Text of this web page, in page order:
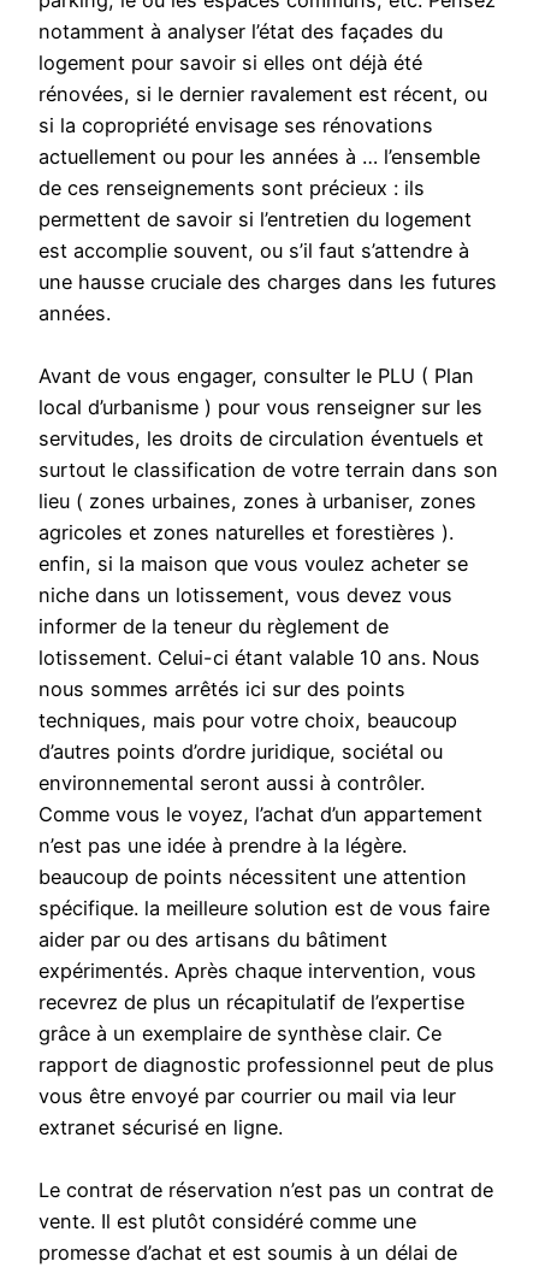
notamment à analyser l’état des façades du
logement pour savoir si elles ont déjà été
rénovées, si le dernier ravalement est récent, ou
si la copropriété envisage ses rénovations
actuellement ou pour les années à … l’ensemble
de ces renseignements sont précieux : ils
permettent de savoir si l’entretien du logement
est accomplie souvent, ou s’il faut s’attendre à
une hausse cruciale des charges dans les futures
années.
Avant de vous engager, consulter le PLU ( Plan
local d’urbanisme ) pour vous renseigner sur les
servitudes, les droits de circulation éventuels et
surtout le classification de votre terrain dans son
lieu ( zones urbaines, zones à urbaniser, zones
agricoles et zones naturelles et forestières ).
enfin, si la maison que vous voulez acheter se
niche dans un lotissement, vous devez vous
informer de la teneur du règlement de
lotissement. Celui-ci étant valable 10 ans. Nous
nous sommes arrêtés ici sur des points
techniques, mais pour votre choix, beaucoup
d’autres points d’ordre juridique, sociétal ou
environnemental seront aussi à contrôler.
Comme vous le voyez, l’achat d’un appartement
n’est pas une idée à prendre à la légère.
beaucoup de points nécessitent une attention
spécifique. la meilleure solution est de vous faire
aider par ou des artisans du bâtiment
expérimentés. Après chaque intervention, vous
recevrez de plus un récapitulatif de l’expertise
grâce à un exemplaire de synthèse clair. Ce
rapport de diagnostic professionnel peut de plus
vous être envoyé par courrier ou mail via leur
extranet sécurisé en ligne.
Le contrat de réservation n’est pas un contrat de
vente. Il est plutôt considéré comme une
promesse d’achat et est soumis à un délai de